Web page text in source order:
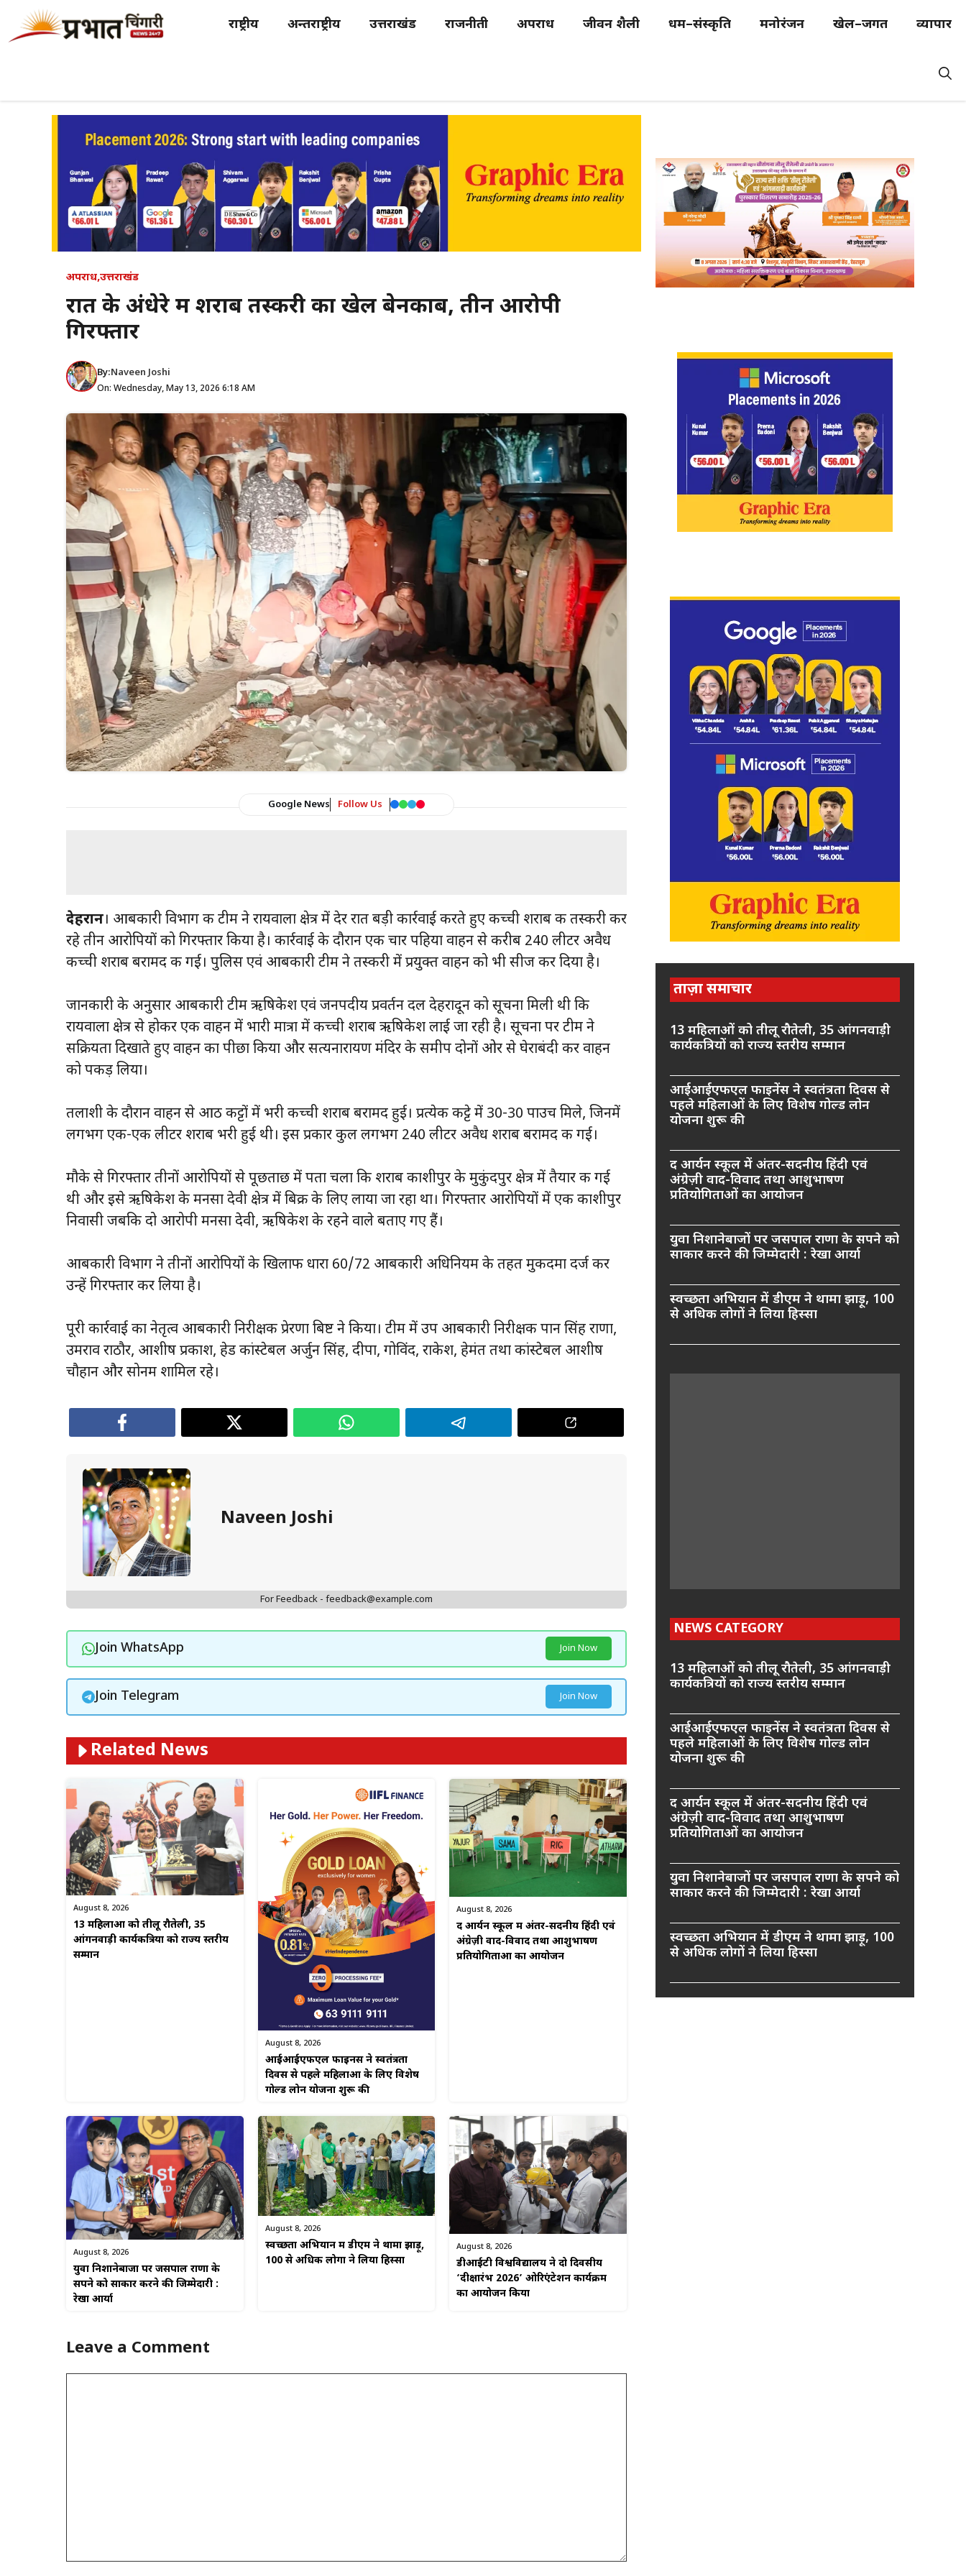
राष्ट्रीय अन्तर्राष्ट्रीय उत्तराखंड राजनीती अपराध जीवन शैली धर्म–संस्कृति मनोरंजन खेल–जगत व्यापार
अपराध,उत्तराखंड
रात के अंधेरे में शराब तस्करी का खेल बेनकाब, तीन आरोपी
गिरफ्तार
By:Naveen Joshi
On: Wednesday, May 13, 2026 6:18 AM
Google News Follow Us
देहरादून। आबकारी विभाग की टीम ने रायवाला क्षेत्र में देर रात बड़ी कार्रवाई करते हुए कच्ची शराब की तस्करी कर
रहे तीन आरोपियों को गिरफ्तार किया है। कार्रवाई के दौरान एक चार पहिया वाहन से करीब 240 लीटर अवैध
कच्ची शराब बरामद की गई। पुलिस एवं आबकारी टीम ने तस्करी में प्रयुक्त वाहन को भी सीज कर दिया है।
जानकारी के अनुसार आबकारी टीम ऋषिकेश एवं जनपदीय प्रवर्तन दल देहरादून को सूचना मिली थी कि
रायवाला क्षेत्र से होकर एक वाहन में भारी मात्रा में कच्ची शराब ऋषिकेश लाई जा रही है। सूचना पर टीम ने
सक्रियता दिखाते हुए वाहन का पीछा किया और सत्यनारायण मंदिर के समीप दोनों ओर से घेराबंदी कर वाहन
को पकड़ लिया।
तलाशी के दौरान वाहन से आठ कट्टों में भरी कच्ची शराब बरामद हुई। प्रत्येक कट्टे में 30-30 पाउच मिले, जिनमें
लगभग एक-एक लीटर शराब भरी हुई थी। इस प्रकार कुल लगभग 240 लीटर अवैध शराब बरामद की गई।
मौके से गिरफ्तार तीनों आरोपियों से पूछताछ में पता चला कि शराब काशीपुर के मुकुंदपुर क्षेत्र में तैयार की गई
थी और इसे ऋषिकेश के मनसा देवी क्षेत्र में बिक्री के लिए लाया जा रहा था। गिरफ्तार आरोपियों में एक काशीपुर
निवासी जबकि दो आरोपी मनसा देवी, ऋषिकेश के रहने वाले बताए गए हैं।
आबकारी विभाग ने तीनों आरोपियों के खिलाफ धारा 60/72 आबकारी अधिनियम के तहत मुकदमा दर्ज कर
उन्हें गिरफ्तार कर लिया है।
पूरी कार्रवाई का नेतृत्व आबकारी निरीक्षक प्रेरणा बिष्ट ने किया। टीम में उप आबकारी निरीक्षक पान सिंह राणा,
उमराव राठौर, आशीष प्रकाश, हेड कांस्टेबल अर्जुन सिंह, दीपा, गोविंद, राकेश, हेमंत तथा कांस्टेबल आशीष
चौहान और सोनम शामिल रहे।
Naveen Joshi
For Feedback - feedback@example.com
Join WhatsApp Join Now
Join Telegram Join Now
Related News
August 8, 2026
13 महिलाओं को तीलू रौतेली, 35
आंगनवाड़ी कार्यकत्रियों को राज्य स्तरीय
सम्मान
August 8, 2026
आईआईएफएल फाइनेंस ने स्वतंत्रता
दिवस से पहले महिलाओं के लिए विशेष
गोल्ड लोन योजना शुरू की
August 8, 2026
द आर्यन स्कूल में अंतर-सदनीय हिंदी एवं
अंग्रेज़ी वाद-विवाद तथा आशुभाषण
प्रतियोगिताओं का आयोजन
August 8, 2026
युवा निशानेबाजों पर जसपाल राणा के
सपने को साकार करने की जिम्मेदारी :
रेखा आर्या
August 8, 2026
स्वच्छता अभियान में डीएम ने थामा झाड़ू,
100 से अधिक लोगों ने लिया हिस्सा
August 8, 2026
डीआईटी विश्वविद्यालय ने दो दिवसीय
‘दीक्षारंभ 2026’ ओरिएंटेशन कार्यक्रम
का आयोजन किया
Leave a Comment
ताज़ा समाचार
13 महिलाओं को तीलू रौतेली, 35 आंगनवाड़ी
कार्यकत्रियों को राज्य स्तरीय सम्मान
आईआईएफएल फाइनेंस ने स्वतंत्रता दिवस से
पहले महिलाओं के लिए विशेष गोल्ड लोन
योजना शुरू की
द आर्यन स्कूल में अंतर-सदनीय हिंदी एवं
अंग्रेज़ी वाद-विवाद तथा आशुभाषण
प्रतियोगिताओं का आयोजन
युवा निशानेबाजों पर जसपाल राणा के सपने को
साकार करने की जिम्मेदारी : रेखा आर्या
स्वच्छता अभियान में डीएम ने थामा झाड़ू, 100
से अधिक लोगों ने लिया हिस्सा
NEWS CATEGORY
13 महिलाओं को तीलू रौतेली, 35 आंगनवाड़ी
कार्यकत्रियों को राज्य स्तरीय सम्मान
आईआईएफएल फाइनेंस ने स्वतंत्रता दिवस से
पहले महिलाओं के लिए विशेष गोल्ड लोन
योजना शुरू की
द आर्यन स्कूल में अंतर-सदनीय हिंदी एवं
अंग्रेज़ी वाद-विवाद तथा आशुभाषण
प्रतियोगिताओं का आयोजन
युवा निशानेबाजों पर जसपाल राणा के सपने को
साकार करने की जिम्मेदारी : रेखा आर्या
स्वच्छता अभियान में डीएम ने थामा झाड़ू, 100
से अधिक लोगों ने लिया हिस्सा